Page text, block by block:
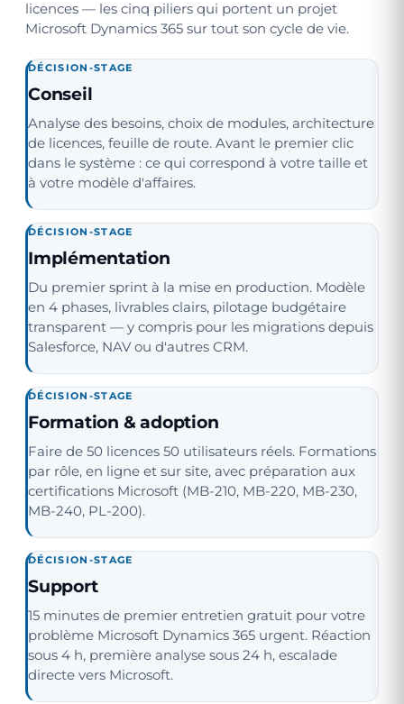
licences — les cinq piliers qui portent un projet
Microsoft Dynamics 365 sur tout son cycle de vie.
DÉCISION-STAGE
Conseil
Analyse des besoins, choix de modules, architecture
de licences, feuille de route. Avant le premier clic
dans le système : ce qui correspond à votre taille et
à votre modèle d'affaires.
DÉCISION-STAGE
Implémentation
Du premier sprint à la mise en production. Modèle
en 4 phases, livrables clairs, pilotage budgétaire
transparent — y compris pour les migrations depuis
Salesforce, NAV ou d'autres CRM.
DÉCISION-STAGE
Formation & adoption
Faire de 50 licences 50 utilisateurs réels. Formations
par rôle, en ligne et sur site, avec préparation aux
certifications Microsoft (MB-210, MB-220, MB-230,
MB-240, PL-200).
DÉCISION-STAGE
Support
15 minutes de premier entretien gratuit pour votre
problème Microsoft Dynamics 365 urgent. Réaction
sous 4 h, première analyse sous 24 h, escalade
directe vers Microsoft.